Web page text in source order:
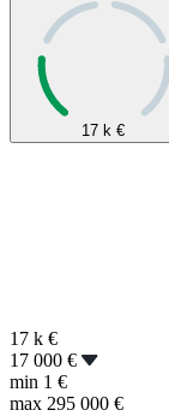
17 k €
17 k €
17 000 €
min 1 €
max 295 000 €